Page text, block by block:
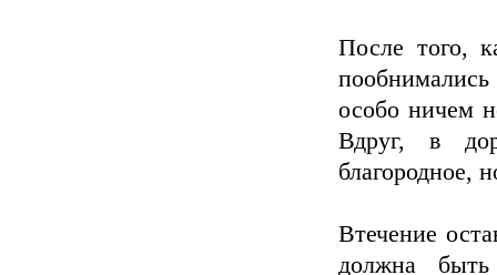
После того,
особо ничем
Вдруг, в
благородное,
Втечение
должна быть